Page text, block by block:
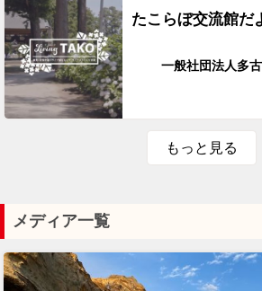
たこらぼ交流館だ
一般社団法人多
もっと見る
メディア一覧